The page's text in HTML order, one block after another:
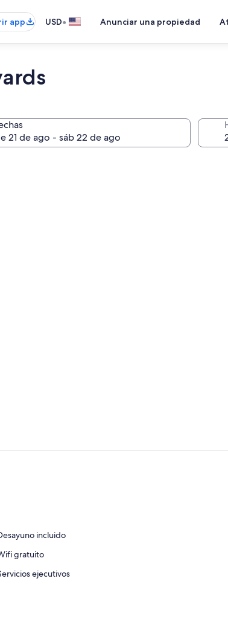
app USD• Anunciar una propiedad
incluido
gratuito
ejecutivos